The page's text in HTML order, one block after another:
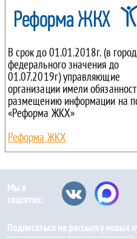
В срок до 01.01.2018г. (в
федерального значения до
01.07.2019г) управляющие
организации имели
размещению информации на
«Реформа ЖКХ»
Реформа ЖКХ
Мы в
соцсетях:
Подписаться на рассылку новых